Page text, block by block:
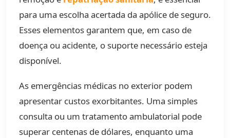
para uma escolha acertada da apólice de seguro.
Esses elementos garantem que, em caso de
doença ou acidente, o suporte necessário esteja
disponível.
As emergências médicas no exterior podem
apresentar custos exorbitantes. Uma simples
consulta ou um tratamento ambulatorial pode
superar centenas de dólares, enquanto uma